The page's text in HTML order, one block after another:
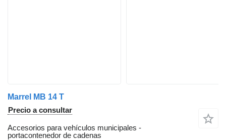
Marrel MB 14 T
Precio a consultar
Accesorios para vehículos municipales -
portacontenedor de cadenas